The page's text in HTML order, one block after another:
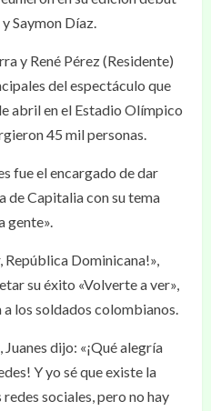
Saymon Díaz.
y René Pérez (Residente)
del espectáculo que
abril en el Estadio Olímpico
45 mil personas.
fue el encargado de dar
de Capitalia con su tema
gente».
República Dominicana!»,
su éxito «Volverte a ver»,
los soldados colombianos.
dijo: «¡Qué alegría
Y yo sé que existe la
sociales, pero no hay